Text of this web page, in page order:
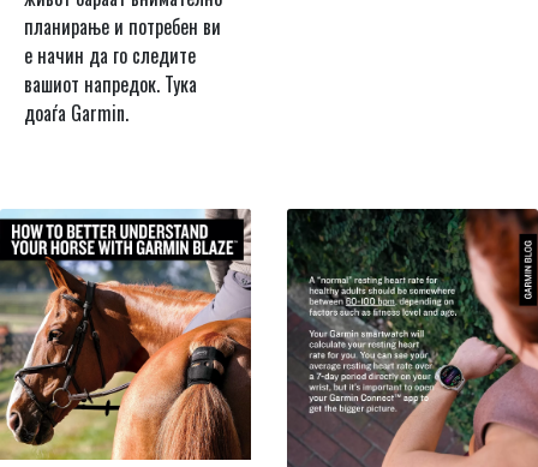
планирање и потребен ви
е начин да го следите
вашиот напредок. Тука
доаѓа Garmin.